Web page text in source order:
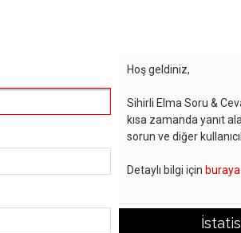
Hoş geldiniz,
Sihirli Elma Soru &
kısa zamanda yanıt
sorun ve diğer
Detaylı bilgi için buraya